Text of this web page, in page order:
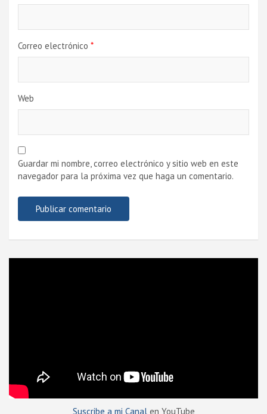
Correo electrónico *
Web
Guardar mi nombre, correo electrónico y sitio web en este
navegador para la próxima vez que haga un comentario.
Suscribe a mi Canalen YouTube